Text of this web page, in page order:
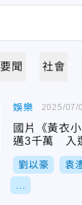
要聞 社會
娛樂
國片《黃衣
邁3千萬 入
劉以豪 袁
2025/07/